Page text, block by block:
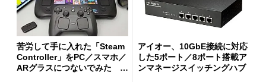
苦労して手に入れた「Steam
Controller」をPC／スマホ／
ARグラスにつないでみた ゲ
アイオー、10GbE接続に対応
した5ポート／8ポート搭載ア
ンマネージスイッチングハブ